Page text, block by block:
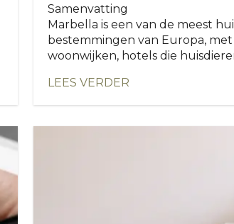
Samenvatting
Marbella is een van de meest
bestemmingen van Europa,
woonwijken, hotels die
LEES VERDER